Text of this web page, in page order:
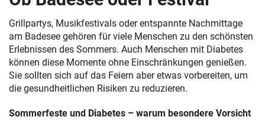
Grillpartys, Musikfestivals oder entspannte Nachmittage
am Badesee gehören für viele Menschen zu den schönsten
Erlebnissen des Sommers. Auch Menschen mit Diabetes
können diese Momente ohne Einschränkungen genießen.
Sie sollten sich auf das Feiern aber etwas vorbereiten, um
die gesundheitlichen Risiken zu reduzieren.
Sommerfeste und Diabetes – warum besondere Vorsicht